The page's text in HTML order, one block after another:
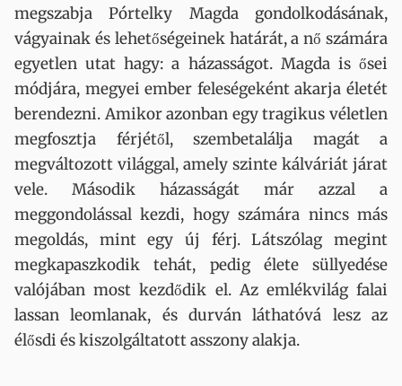
megszabja Pórtelky Magda gondolkodásának,
vágyainak és lehetőségeinek határát, a nő számára
egyetlen utat hagy: a házasságot. Magda is ősei
módjára, megyei ember feleségeként akarja életét
berendezni. Amikor azonban egy tragikus véletlen
megfosztja férjétől, szembetalálja magát a
megváltozott világgal, amely szinte kálváriát járat
vele. Második házasságát már azzal a
meggondolással kezdi, hogy számára nincs más
megoldás, mint egy új férj. Látszólag megint
megkapaszkodik tehát, pedig élete süllyedése
valójában most kezdődik el. Az emlékvilág falai
lassan leomlanak, és durván láthatóvá lesz az
élősdi és kiszolgáltatott asszony alakja.